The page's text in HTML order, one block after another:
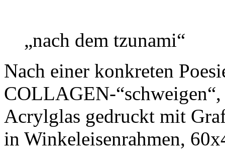
„nach dem tzunami“
Nach einer konkreten
COLLAGEN-
Acrylglas gedruckt mit
in Winkeleisenrahmen,